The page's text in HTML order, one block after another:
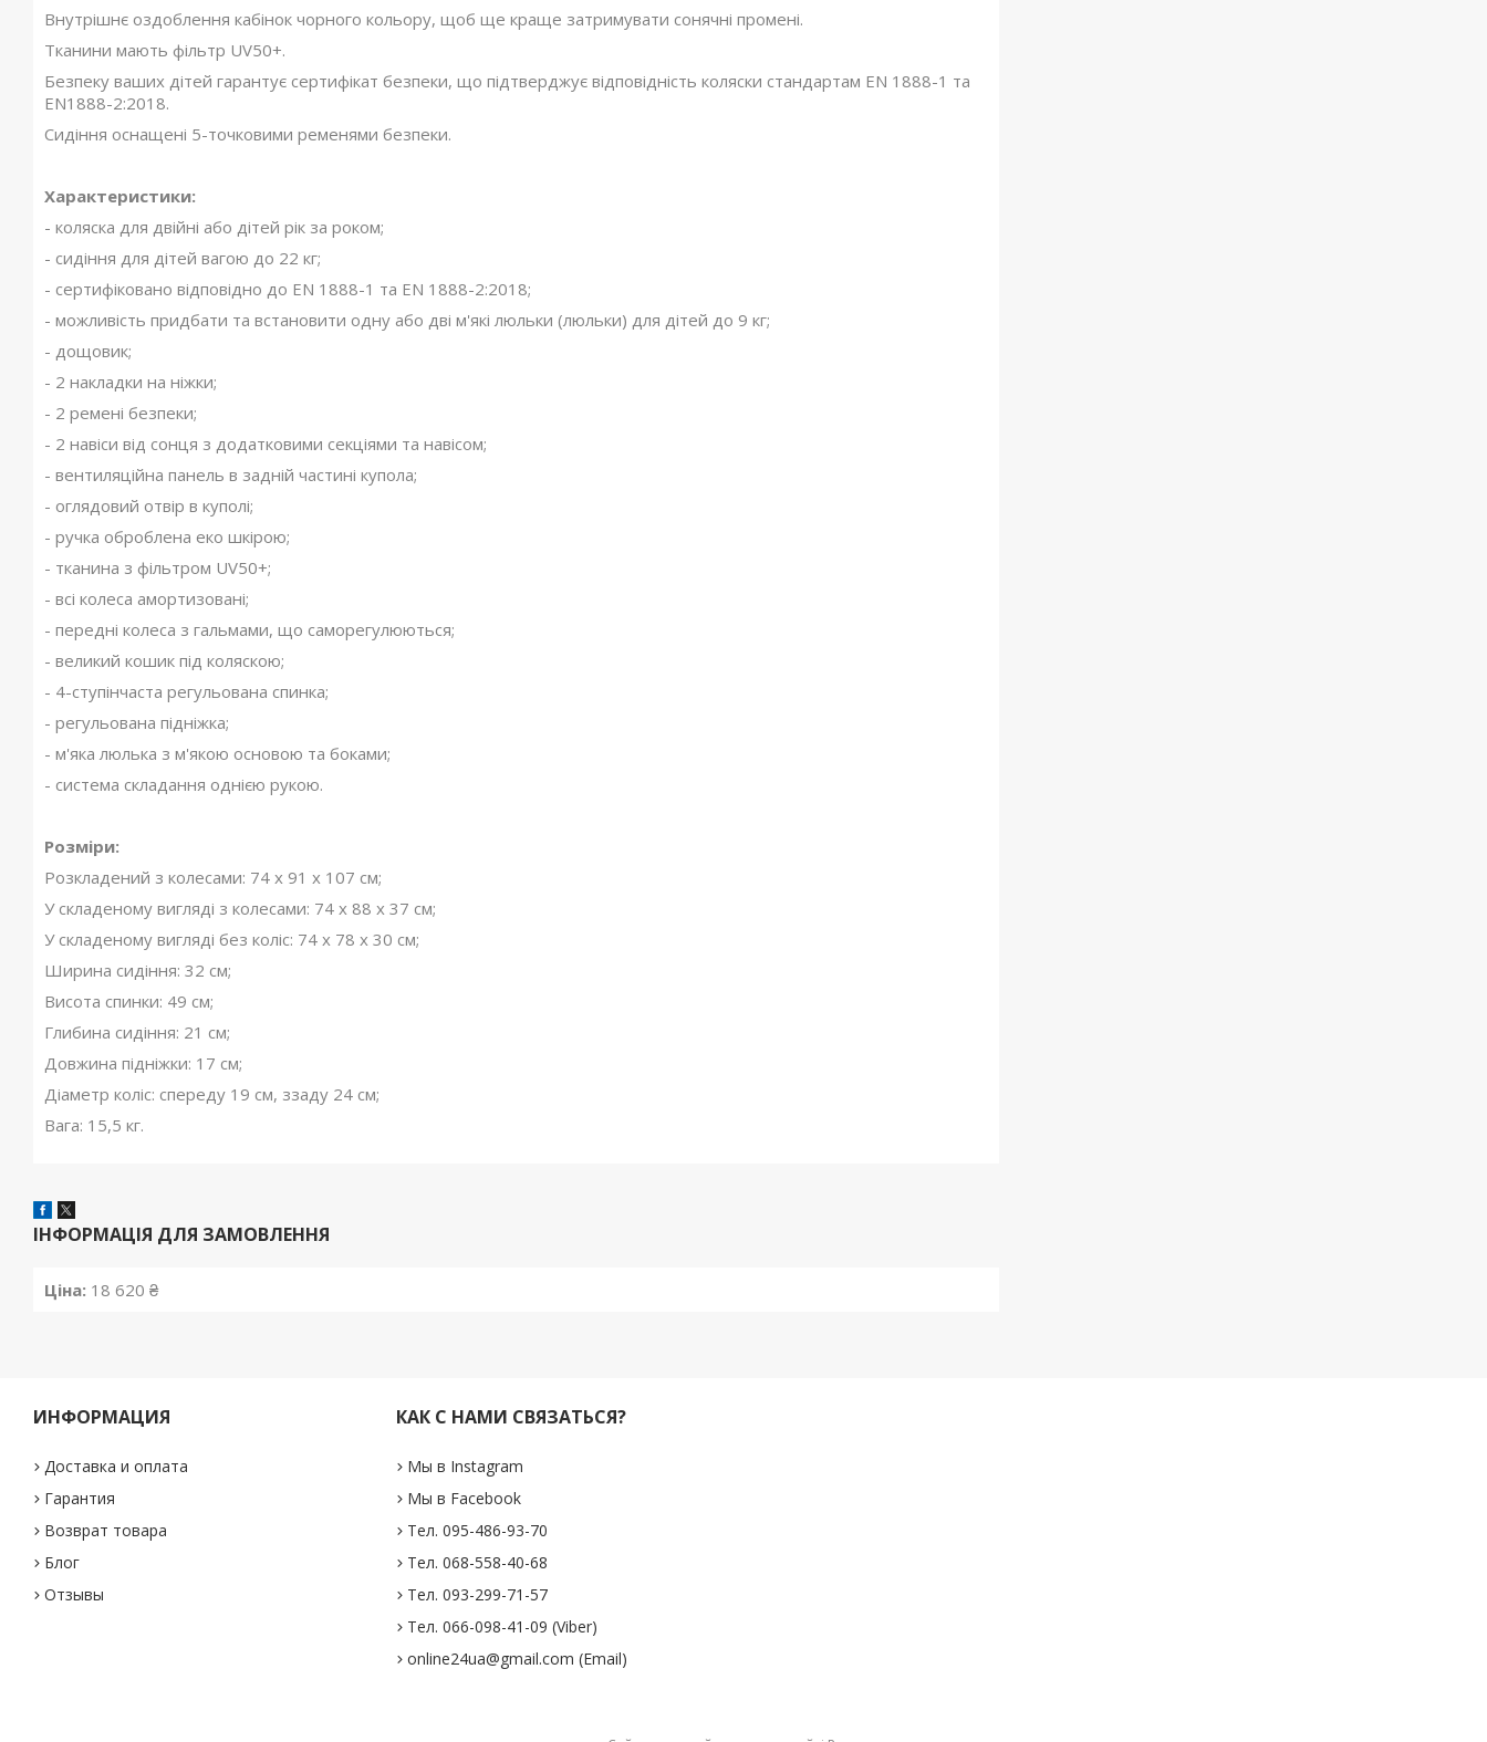
Внутрішнє оздоблення кабінок чорного кольору, щоб ще краще затримувати сонячні промені.
Тканини мають фільтр UV50+.
Безпеку ваших дітей гарантує сертифікат безпеки, що підтверджує відповідність коляски стандартам EN 1888-1 та
EN1888-2:2018.
Сидіння оснащені 5-точковими ременями безпеки.
Характеристики:
- коляска для двійні або дітей рік за роком;
- сидіння для дітей вагою до 22 кг;
- сертифіковано відповідно до EN 1888-1 та EN 1888-2:2018;
- можливість придбати та встановити одну або дві м'які люльки (люльки) для дітей до 9 кг;
- дощовик;
- 2 накладки на ніжки;
- 2 ремені безпеки;
- 2 навіси від сонця з додатковими секціями та навісом;
- вентиляційна панель в задній частині купола;
- оглядовий отвір в куполі;
- ручка оброблена еко шкірою;
- тканина з фільтром UV50+;
- всі колеса амортизовані;
- передні колеса з гальмами, що саморегулюються;
- великий кошик під коляскою;
- 4-ступінчаста регульована спинка;
- регульована підніжка;
- м'яка люлька з м'якою основою та боками;
- система складання однією рукою.
Розміри:
Розкладений з колесами: 74 х 91 х 107 см;
У складеному вигляді з колесами: 74 х 88 х 37 см;
У складеному вигляді без коліс: 74 x 78 x 30 см;
Ширина сидіння: 32 см;
Висота спинки: 49 см;
Глибина сидіння: 21 см;
Довжина підніжки: 17 см;
Діаметр коліс: спереду 19 см, ззаду 24 см;
Вага: 15,5 кг.
ІНФОРМАЦІЯ ДЛЯ ЗАМОВЛЕННЯ
Ціна: 18 620 ₴
ИНФОРМАЦИЯ
Доставка и оплата
Гарантия
Возврат товара
Блог
Отзывы
КАК С НАМИ СВЯЗАТЬСЯ?
Мы в Instagram
Мы в Facebook
Тел. 095-486-93-70
Тел. 068-558-40-68
Тел. 093-299-71-57
Тел. 066-098-41-09 (Viber)
online24ua@gmail.com (Email)